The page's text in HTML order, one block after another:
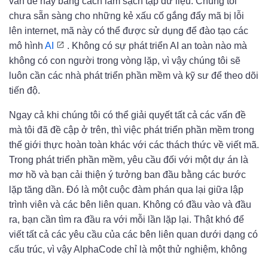
chưa sẵn sàng cho những kẻ xấu cố gắng đẩy mã bị lỗi
lên internet, mã này có thể được sử dụng để đào tạo các
mô hình AI
. Không có sự phát triển AI an toàn nào mà
không có con người trong vòng lặp, vì vậy chúng tôi sẽ
luôn cần các nhà phát triển phần mềm và kỹ sư để theo dõi
tiến độ.
Ngay cả khi chúng tôi có thể giải quyết tất cả các vấn đề
mà tôi đã đề cập ở trên, thì việc phát triển phần mềm trong
thế giới thực hoàn toàn khác với các thách thức về viết mã.
Trong phát triển phần mềm, yêu cầu đối với một dự án là
mơ hồ và bạn cải thiện ý tưởng ban đầu bằng các bước
lặp tăng dần. Đó là một cuộc đàm phán qua lại giữa lập
trình viên và các bên liên quan. Không có đầu vào và đầu
ra, bạn cần tìm ra đầu ra với mỗi lần lặp lại. Thật khó để
viết tất cả các yêu cầu của các bên liên quan dưới dạng có
cấu trúc, vì vậy AlphaCode chỉ là một thử nghiệm, không